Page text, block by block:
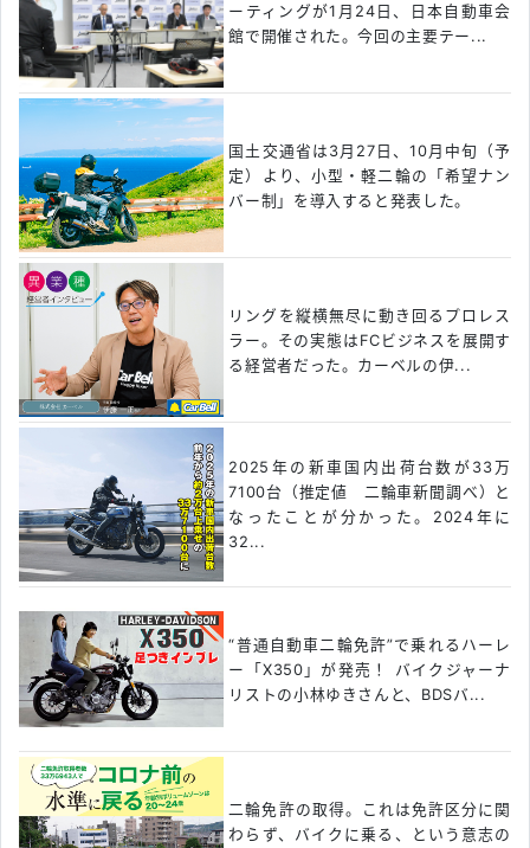
ーティングが1月24日、日本自動車会
館で開催された。今回の主要テー...
国土交通省は3月27日、10月中旬（予
定）より、小型・軽二輪の「希望ナン
バー制」を導入すると発表した。
リングを縦横無尽に動き回るプロレス
ラー。その実態はFCビジネスを展開す
る経営者だった。カーベルの伊...
2025年の新車国内出荷台数が33万
7100台（推定値 二輪車新聞調べ）と
なったことが分かった。2024年に
32...
“普通自動車二輪免許”で乗れるハーレ
ー「X350」が発売！ バイクジャーナ
リストの小林ゆきさんと、BDSバ...
二輪免許の取得。これは免許区分に関
わらず、バイクに乗る、という意志の